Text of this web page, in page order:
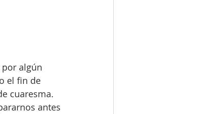
algún
el fin de
cuaresma.
antes